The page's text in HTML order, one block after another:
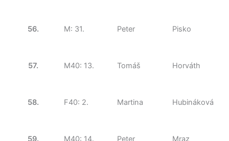
56. M: 31. Peter Pisko
57. M40: 13. Tomáš Horváth
58. F40: 2. Martina Hubináková
59. M40: 14. Peter Mraz